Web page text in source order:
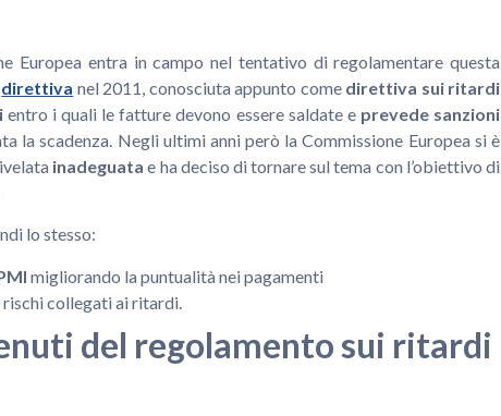
Europea entra in campo nel tentativo di regolamentare questa
direttiva nel 2011, conosciuta appunto come direttiva sui ritardi
entro i quali le fatture devono essere saldate e prevede sanzioni
la scadenza. Negli ultimi anni però la Commissione Europea si è
inadeguata e ha deciso di tornare sul tema con l’obiettivo di
lo stesso:
migliorando la puntualità nei pagamenti
rischi collegati ai ritardi.
del regolamento sui ritardi